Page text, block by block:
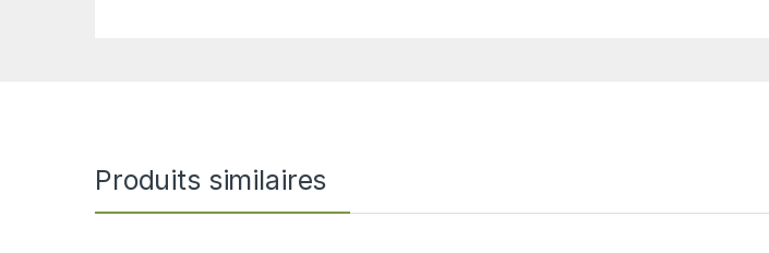
Produits similaires